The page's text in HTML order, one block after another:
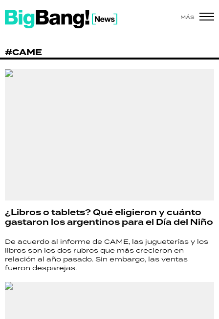
MÁS
#CAME
¿Libros o tablets? Qué eligieron y cuánto
gastaron los argentinos para el Día del Niño
De acuerdo al informe de CAME, las jugueterías y los
libros son los dos rubros que más crecieron en
relación al año pasado. Sin embargo, las ventas
fueron desparejas.
SHOW
POLÍTICA
DEPORTES
TECNOLOGÍA